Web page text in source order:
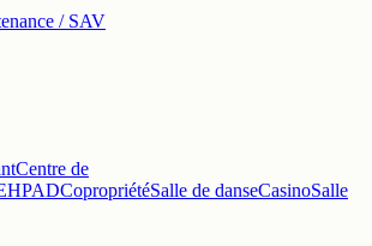
/ SAV
Centre de
CopropriétéSalle de danseCasinoSalle